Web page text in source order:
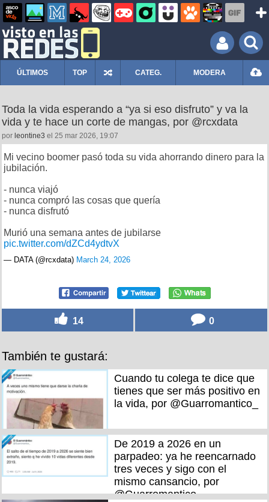
ÚLTIMOS TOP CATEG. MODERA
Toda la vida esperando a “ya si eso disfruto” y va la
vida y te hace un corte de mangas, por @rcxdata
por leontine3 el 25 mar 2026, 19:07
Mi vecino boomer pasó toda su vida ahorrando dinero para la
jubilación.
- nunca viajó
- nunca compró las cosas que quería
- nunca disfrutó
Murió una semana antes de jubilarse
pic.twitter.com/dZCd4ydtvX
— DATA (@rcxdata) March 24, 2026
14 0
También te gustará:
Cuando tu colega te dice que
tienes que ser más positivo en
la vida, por @Guarromantico_
De 2019 a 2026 en un
parpadeo: ya he reencarnado
tres veces y sigo con el
mismo cansancio, por
@Guarromantico_